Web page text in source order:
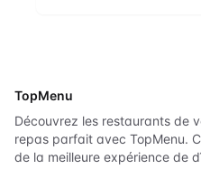
TopMenu
Découvrez les restaurants de
repas parfait avec TopMenu.
de la meilleure expérience de